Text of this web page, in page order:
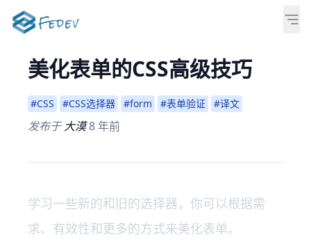
美化表单的CSS高级技巧
#CSS #CSS选择器 #form #表单验证 #译文
发布于大漠8 年前
学习一些新的和旧的选择器，你可以根据需
求、有效性和更多的方式来美化表单。